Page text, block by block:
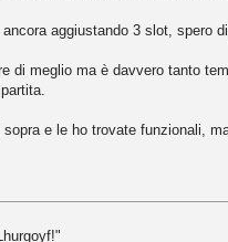
aggiustando 3 slot, spero
di meglio ma è davvero tanto
e le ho trovate funzionali,